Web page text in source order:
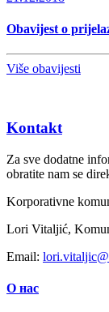
Obavijest o
Više obavijesti
Kontakt
Za sve dodatne
obratite nam se
Korporativne
Lori Vitaljić,
Email:
О нас